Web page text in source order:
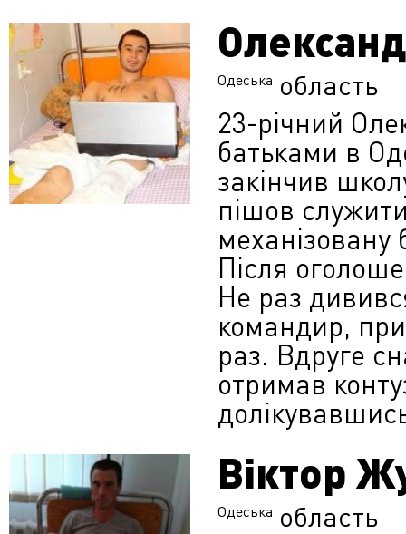
Одеська область
23-річний
батьками в
закінчив
пішов
механізовану
Після
Не раз
командир,
раз. Вдруге
отримав
Віктор
Одеська область